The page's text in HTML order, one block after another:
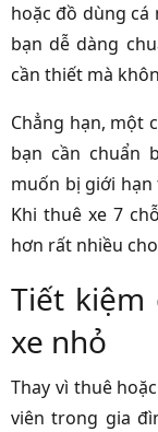
hoặc đồ dùng cá
bạn dễ dàng
cần thiết mà
Chẳng hạn, một
bạn cần chuẩn
muốn bị giới
Khi thuê xe 7
hơn rất nhiều
Tiết kiệm
xe nhỏ
Thay vì thuê
viên trong gia